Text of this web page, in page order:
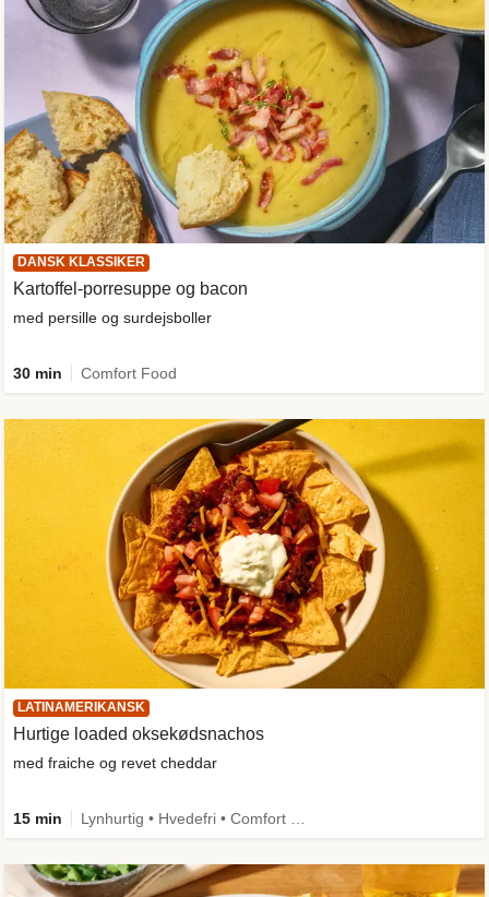
DANSK KLASSIKER
Kartoffel-porresuppe og bacon
med persille og surdejsboller
30 min Comfort Food
LATINAMERIKANSK
Hurtige loaded oksekødsnachos
med fraiche og revet cheddar
15 min